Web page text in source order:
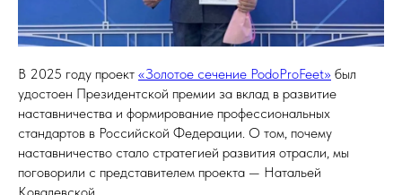
В 2025 году проект «Золотое сечение PodoProFeet» был
удостоен Президентской премии за вклад в развитие
наставничества и формирование профессиональных
стандартов в Российской Федерации. О том, почему
наставничество стало стратегией развития отрасли, мы
поговорили с представителем проекта — Натальей